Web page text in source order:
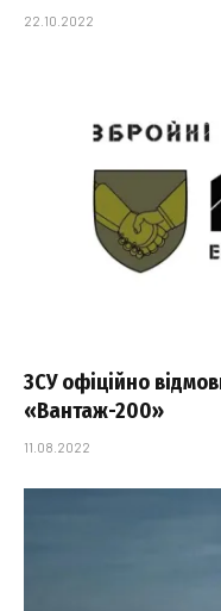
22.10.2022
ЗСУ офіційно
«Вантаж-200»
11.08.2022